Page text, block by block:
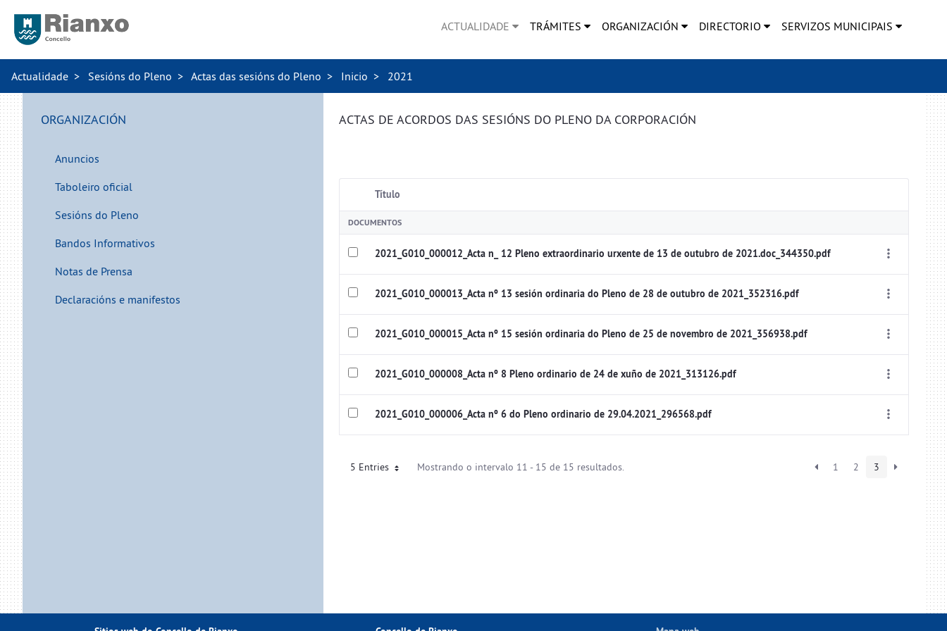
ACTUALIDADE TRÁMITES ORGANIZACIÓN DIRECTORIO SERVIZOS MUNICIPAIS
Actualidade Sesións do Pleno Actas das sesións do Pleno Inicio 2021
ORGANIZACIÓN
Anuncios
Taboleiro oficial
Sesións do Pleno
Bandos Informativos
Notas de Prensa
Declaracións e manifestos
ACTAS DE ACORDOS DAS SESIÓNS DO PLENO DA CORPORACIÓN
Título
DOCUMENTOS
2021_G010_000012_Acta n_ 12 Pleno extraordinario urxente de 13 de outubro de 2021.doc_344350.pdf
2021_G010_000013_Acta nº 13 sesión ordinaria do Pleno de 28 de outubro de 2021_352316.pdf
2021_G010_000015_Acta nº 15 sesión ordinaria do Pleno de 25 de novembro de 2021_356938.pdf
2021_G010_000008_Acta nº 8 Pleno ordinario de 24 de xuño de 2021_313126.pdf
2021_G010_000006_Acta nº 6 do Pleno ordinario de 29.04.2021_296568.pdf
5 Entries Mostrando o intervalo 11 - 15 de 15 resultados. 1 2 3